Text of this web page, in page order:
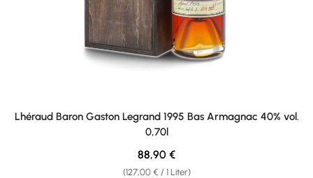
Lhéraud Baron Gaston Legrand 1995 Bas Armagnac 40% vol.
0,70l
(127,00 € / 1 Liter)
Regulärer Preis:
88,90 €